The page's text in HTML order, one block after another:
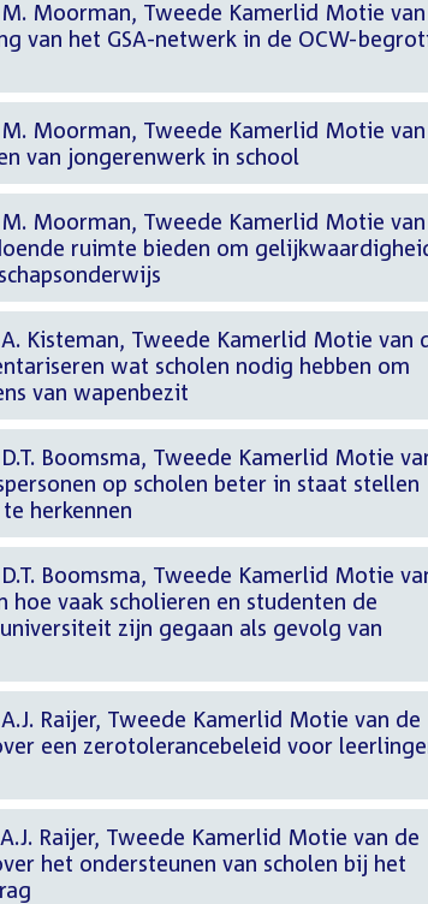
Moorman, Tweede Kamerlid Motie van
van het GSA-netwerk in de OCW-
Moorman, Tweede Kamerlid Motie van
van jongerenwerk in school
Moorman, Tweede Kamerlid Motie van
ruimte bieden om
Kisteman, Tweede Kamerlid Motie van
wat scholen nodig hebben om
van wapenbezit
Boomsma, Tweede Kamerlid Motie
op scholen beter in staat stellen
herkennen
Boomsma, Tweede Kamerlid Motie
vaak scholieren en studenten de
zijn gegaan als gevolg van
Raijer, Tweede Kamerlid Motie van de
een zerotolerancebeleid voor
Raijer, Tweede Kamerlid Motie van de
het ondersteunen van scholen bij het